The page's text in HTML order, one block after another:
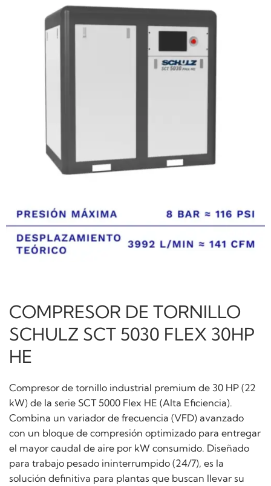
COMPRESOR DE TORNILLO
SCHULZ SCT 5030 FLEX 30HP
HE
Compresor de tornillo industrial premium de 30 HP (22
kW) de la serie SCT 5000 Flex HE (Alta Eficiencia).
Combina un variador de frecuencia (VFD) avanzado
con un bloque de compresión optimizado para entregar
el mayor caudal de aire por kW consumido. Diseñado
para trabajo pesado ininterrumpido (24/7), es la
solución definitiva para plantas que buscan llevar su